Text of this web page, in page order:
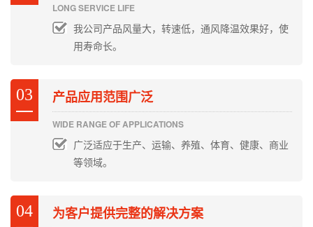
LONG SERVICE LIFE
我公司产品风量大，转速低，通风降温效果好，使
用寿命长。
03 产品应用范围广泛
WIDE RANGE OF APPLICATIONS
广泛适应于生产、运输、养殖、体育、健康、商业
等领域。
04 为客户提供完整的解决方案